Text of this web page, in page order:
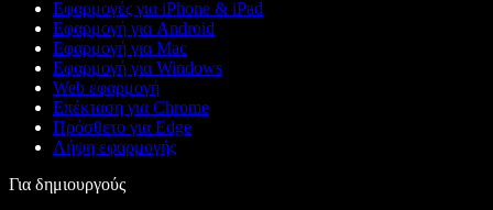
Εφαρμογές για iPhone & iPad
Εφαρμογή για Android
Εφαρμογή για Mac
Εφαρμογή για Windows
Web εφαρμογή
Επέκταση για Chrome
Πρόσθετο για Edge
Λήψη εφαρμογής
Για δημιουργούς